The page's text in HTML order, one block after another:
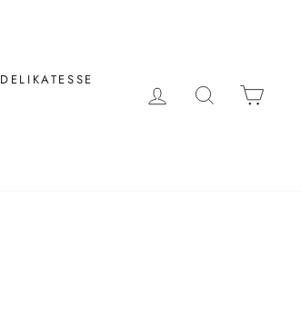
DELIKATESSE
LOG INDSØG